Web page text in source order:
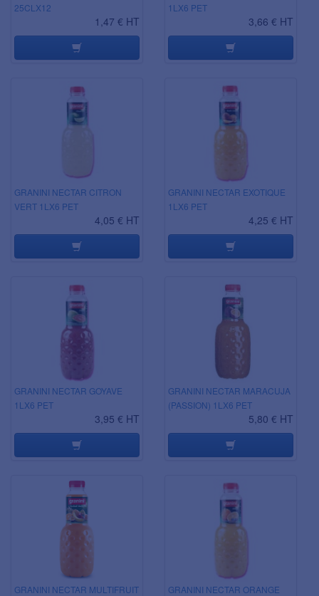
25CLX12
1,47 € HT
1LX6 PET
3,66 € HT
GRANINI NECTAR CITRON
VERT 1LX6 PET
4,05 € HT
GRANINI NECTAR EXOTIQUE
1LX6 PET
4,25 € HT
GRANINI NECTAR GOYAVE
1LX6 PET
3,95 € HT
GRANINI NECTAR MARACUJA
(PASSION) 1LX6 PET
5,80 € HT
GRANINI NECTAR MULTIFRUIT
GRANINI NECTAR ORANGE